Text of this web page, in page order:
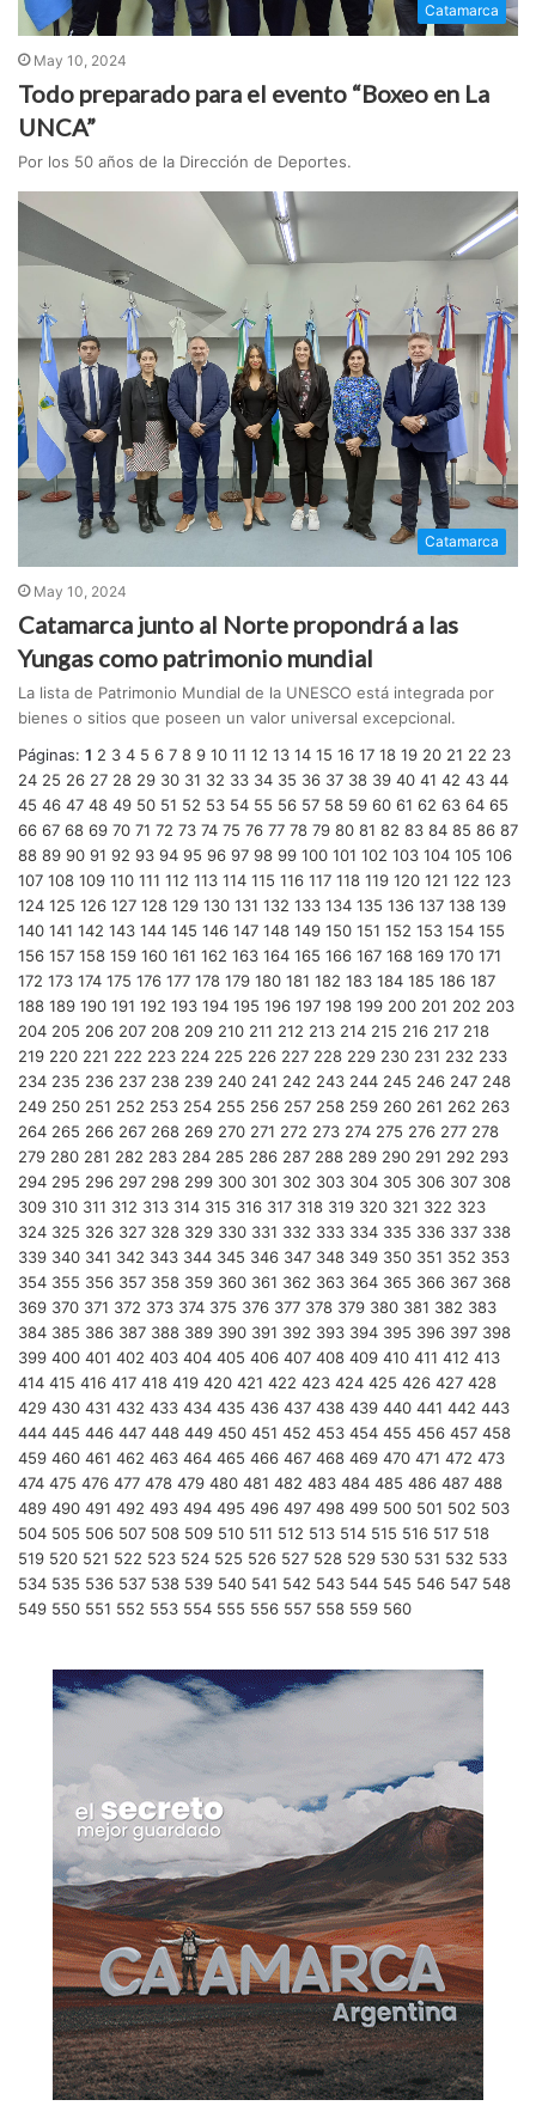
Catamarca
May 10, 2024
Todo preparado para el evento “Boxeo en La
UNCA”
Por los 50 años de la Dirección de Deportes.
Catamarca
May 10, 2024
Catamarca junto al Norte propondrá a las
Yungas como patrimonio mundial
La lista de Patrimonio Mundial de la UNESCO está integrada por
bienes o sitios que poseen un valor universal excepcional.
Páginas: 1 2 3 4 5 6 7 8 9 10 11 12 13 14 15 16 17 18 19 20 21 22 23
24 25 26 27 28 29 30 31 32 33 34 35 36 37 38 39 40 41 42 43 44
45 46 47 48 49 50 51 52 53 54 55 56 57 58 59 60 61 62 63 64 65
66 67 68 69 70 71 72 73 74 75 76 77 78 79 80 81 82 83 84 85 86 87
88 89 90 91 92 93 94 95 96 97 98 99 100 101 102 103 104 105 106
107 108 109 110 111 112 113 114 115 116 117 118 119 120 121 122 123
124 125 126 127 128 129 130 131 132 133 134 135 136 137 138 139
140 141 142 143 144 145 146 147 148 149 150 151 152 153 154 155
156 157 158 159 160 161 162 163 164 165 166 167 168 169 170 171
172 173 174 175 176 177 178 179 180 181 182 183 184 185 186 187
188 189 190 191 192 193 194 195 196 197 198 199 200 201 202 203
204 205 206 207 208 209 210 211 212 213 214 215 216 217 218
219 220 221 222 223 224 225 226 227 228 229 230 231 232 233
234 235 236 237 238 239 240 241 242 243 244 245 246 247 248
249 250 251 252 253 254 255 256 257 258 259 260 261 262 263
264 265 266 267 268 269 270 271 272 273 274 275 276 277 278
279 280 281 282 283 284 285 286 287 288 289 290 291 292 293
294 295 296 297 298 299 300 301 302 303 304 305 306 307 308
309 310 311 312 313 314 315 316 317 318 319 320 321 322 323
324 325 326 327 328 329 330 331 332 333 334 335 336 337 338
339 340 341 342 343 344 345 346 347 348 349 350 351 352 353
354 355 356 357 358 359 360 361 362 363 364 365 366 367 368
369 370 371 372 373 374 375 376 377 378 379 380 381 382 383
384 385 386 387 388 389 390 391 392 393 394 395 396 397 398
399 400 401 402 403 404 405 406 407 408 409 410 411 412 413
414 415 416 417 418 419 420 421 422 423 424 425 426 427 428
429 430 431 432 433 434 435 436 437 438 439 440 441 442 443
444 445 446 447 448 449 450 451 452 453 454 455 456 457 458
459 460 461 462 463 464 465 466 467 468 469 470 471 472 473
474 475 476 477 478 479 480 481 482 483 484 485 486 487 488
489 490 491 492 493 494 495 496 497 498 499 500 501 502 503
504 505 506 507 508 509 510 511 512 513 514 515 516 517 518
519 520 521 522 523 524 525 526 527 528 529 530 531 532 533
534 535 536 537 538 539 540 541 542 543 544 545 546 547 548
549 550 551 552 553 554 555 556 557 558 559 560